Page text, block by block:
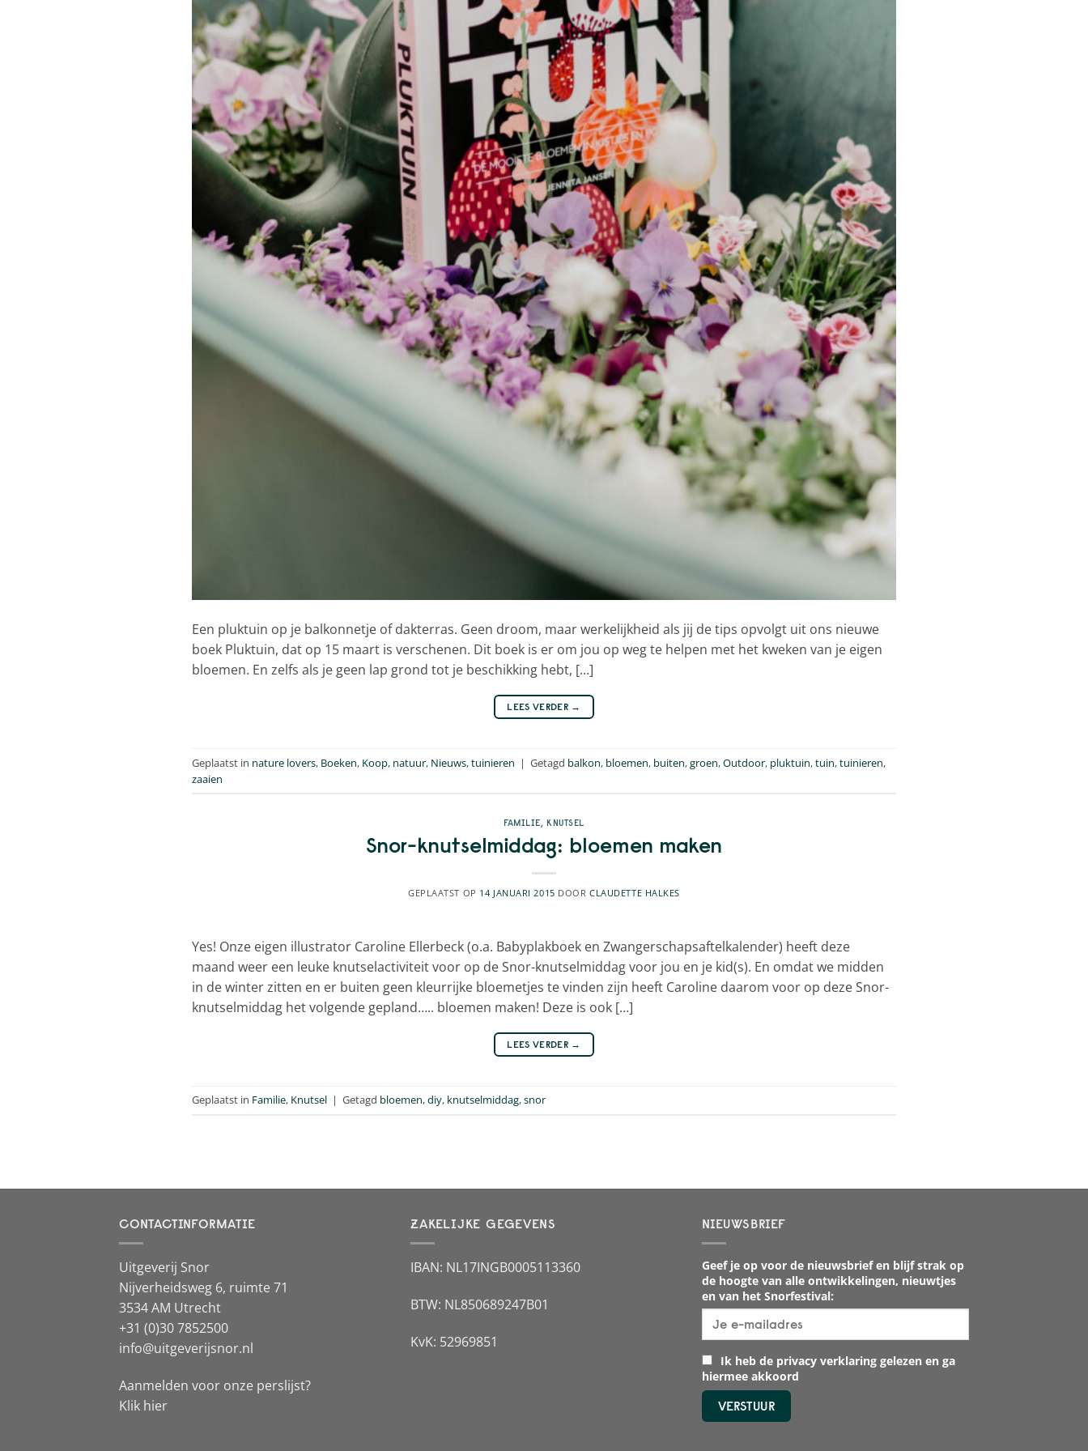
Een pluktuin op je balkonnetje of dakterras. Geen droom, maar werkelijkheid als jij de tips opvolgt uit ons nieuwe
boek Pluktuin, dat op 15 maart is verschenen. Dit boek is er om jou op weg te helpen met het kweken van je eigen
bloemen. En zelfs als je geen lap grond tot je beschikking hebt, […]
LEES VERDER →
Geplaatst in nature lovers, Boeken, Koop, natuur, Nieuws,tuinieren | Getagd balkon, bloemen, buiten,groen,Outdoor, pluktuin,tuin,tuinieren,
zaaien
FAMILIE, KNUTSEL
Snor-knutselmiddag: bloemen maken
GEPLAATST OP 14 JANUARI 2015 DOORCLAUDETTE HALKES
Yes! Onze eigen illustrator Caroline Ellerbeck (o.a. Babyplakboek en Zwangerschapsaftelkalender) heeft deze
maand weer een leuke knutselactiviteit voor op de Snor-knutselmiddag voor jou en je kid(s). En omdat we midden
in de winter zitten en er buiten geen kleurrijke bloemetjes te vinden zijn heeft Caroline daarom voor op deze Snor-
knutselmiddag het volgende gepland….. bloemen maken! Deze is ook […]
LEES VERDER →
Geplaatst in Familie, Knutsel | Getagd bloemen,diy, knutselmiddag,snor
CONTACTINFORMATIE
Uitgeverij Snor
Nijverheidsweg 6, ruimte 71
3534 AM Utrecht
+31 (0)30 7852500
info@uitgeverijsnor.nl
Aanmelden voor onze perslijst?
Klik hier
ZAKELIJKE GEGEVENS
IBAN: NL17INGB0005113360
BTW: NL850689247B01
KvK: 52969851
NIEUWSBRIEF
Geef je op voor de nieuwsbrief en blijf strak op
de hoogte van alle ontwikkelingen, nieuwtjes
en van het Snorfestival:
Ik heb de privacy verklaring gelezen en ga
hiermee akkoord